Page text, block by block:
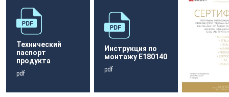
Технический
паспорт
продукта
pdf
Инструкция по
монтажу E180140
pdf